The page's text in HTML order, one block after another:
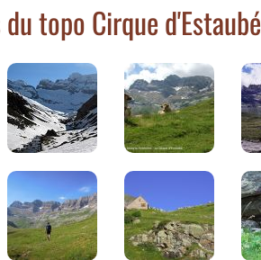
topo Cirque d'Estaubé